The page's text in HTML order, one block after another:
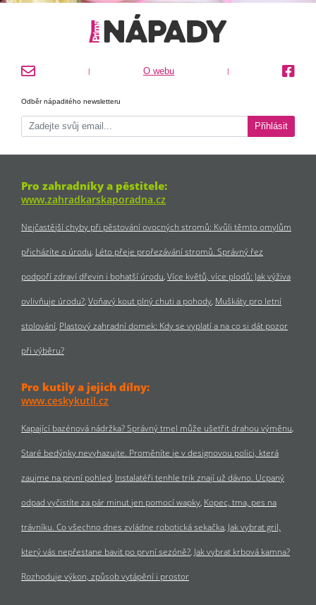
| O webu |
Odběr nápaditého newsletteru
Přihlásit
Pro zahradníky a pěstitele:
www.zahradkarskaporadna.cz
Nejčastější chyby při pěstování ovocných stromů: Kvůli těmto omylům
přicházíte o úrodu Léto přeje prořezávání stromů. Správný řez
podpoří zdraví dřevin i bohatší úrodu Více květů, více plodů: Jak výživa
ovlivňuje úrodu? Voňavý kout plný chuti a pohody Muškáty pro letní
stolování Plastový zahradní domek: Kdy se vyplatí a na co si dát pozor
při výběru?
Pro kutily a jejich dílny:
www.ceskykutil.cz
Kapající bazénová nádržka? Správný tmel může ušetřit drahou výměnu
Staré bedýnky nevyhazujte. Proměníte je v designovou polici, která
zaujme na první pohled Instalatéři tenhle trik znají už dávno. Ucpaný
odpad vyčistíte za pár minut jen pomocí wapky Kopec, tma, pes na
trávníku. Co všechno dnes zvládne robotická sekačka Jak vybrat gril,
který vás nepřestane bavit po první sezóně? Jak vybrat krbová kamna?
Rozhoduje výkon, způsob vytápění i prostor